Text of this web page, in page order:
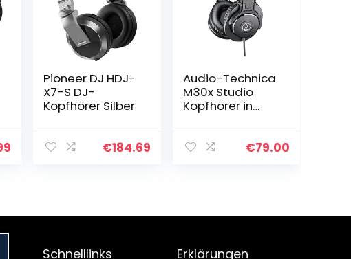
Pioneer DJ HDJ-
X7-S DJ-
Kopfhörer Silber
€184.69
Audio-Technica
M30x Studio
Kopfhörer in
geschlossen –
€79.00
Schnelllinks Erklärungen